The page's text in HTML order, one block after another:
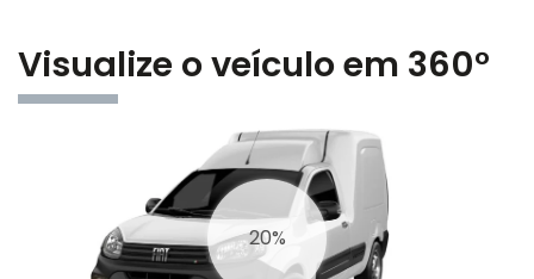
Visualize o veículo em 360°
27%